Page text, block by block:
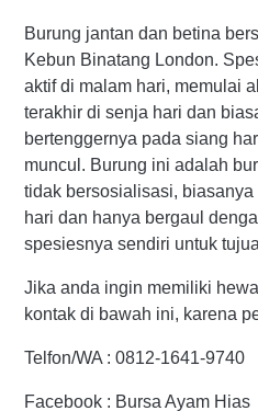
Burung jantan dan betina
Kebun Binatang London.
aktif di malam hari, memulai
terakhir di senja hari dan
bertenggernya pada siang
muncul. Burung ini adalah
tidak bersosialisasi,
hari dan hanya bergaul
spesiesnya sendiri untuk
Jika anda ingin memiliki
kontak di bawah ini, karena
Telfon/WA : 0812-1641-9740
Facebook : Bursa Ayam Hias